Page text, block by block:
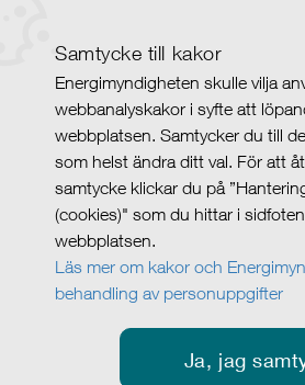
Samtycke till kakor
Energimyndigheten skulle vilja
webbanalyskakor i syfte att
webbplatsen. Samtycker du till
som helst ändra ditt val. För att
samtycke klickar du på
(cookies)" som du hittar i
webbplatsen.
Läs mer om kakor och
behandling av personuppgifter
Ja, jag